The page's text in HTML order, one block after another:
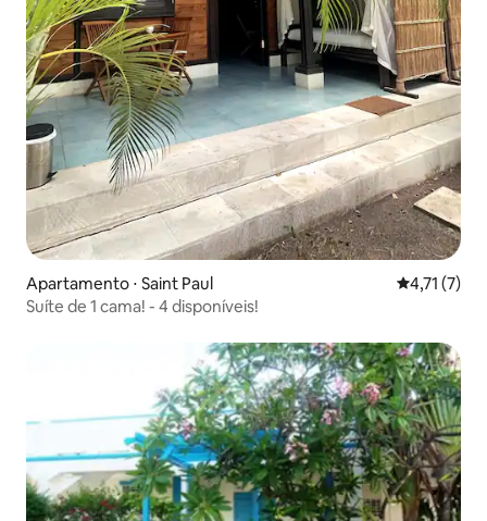
Apartamento ⋅ Saint Paul 4,71 de
4,71 (7)
Suíte de 1 cama! - 4 disponíveis!